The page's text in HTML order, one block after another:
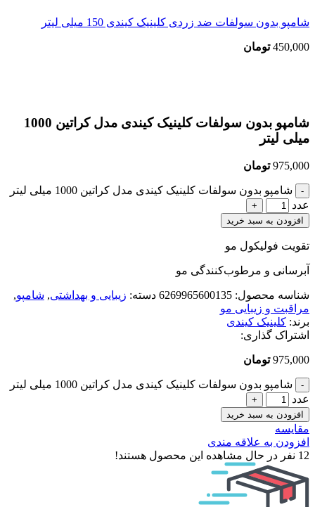
شامپو بدون سولفات ضد زردی کلینیک کیندی 150 میلی لیتر
450,000 تومان
شامپو بدون سولفات کلینیک کیندی مدل کراتین 1000
میلی لیتر
975,000 تومان
شامپو بدون سولفات کلینیک کیندی مدل کراتین 1000 میلی لیتر
عدد
افزودن به سبد خرید
تقویت فولیکول مو
آبرسانی و مرطوب‌کنندگی مو
شناسه محصول: 6269965600135 دسته: زیبایی و بهداشتی, شامپو,
مراقبت و زیبایی مو
برند: کلینیک کیندی
اشتراک گذاری:
975,000 تومان
شامپو بدون سولفات کلینیک کیندی مدل کراتین 1000 میلی لیتر
عدد
افزودن به سبد خرید
مقایسه
افزودن به علاقه مندی
12 نفر در حال مشاهده این محصول هستند!